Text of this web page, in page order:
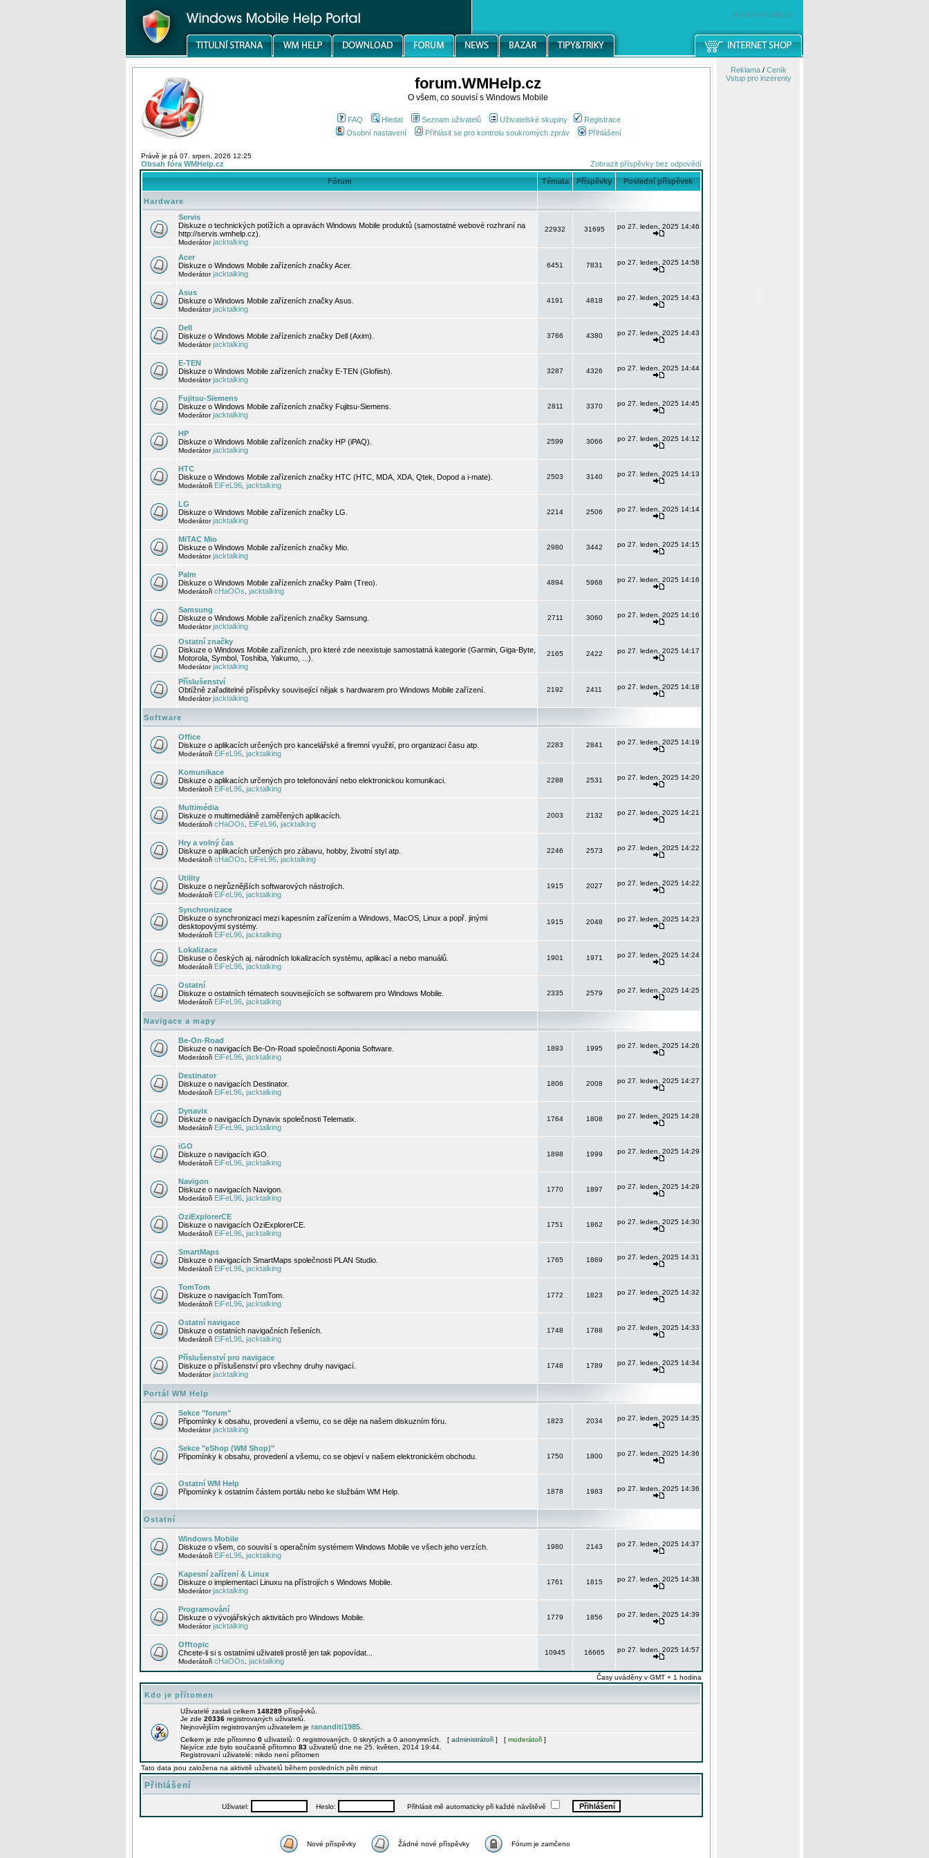
windowsmobile.cz
forum.WMHelp.cz
O všem, co souvisí s Windows Mobile
FAQ Hledat Seznam uživatelů Uživatelské skupiny
Registrace
Osobní nastavení
Přihlásit se pro kontrolu soukromých zpráv Přihlášení
Právě je pá 07. srpen, 2026 12:25
Obsah fóra WMHelp.cz Zobrazit příspěvky bez odpovědí
Fórum Témata Příspěvky Poslední příspěvek
Hardware
Servis
Diskuze o technických potížích a opravách Windows Mobile produktů (samostatné webové rozhraní na
http://servis.wmhelp.cz).
Moderátorjacktalking
22932 31695 po 27. leden, 2025 14:46
Acer
Diskuze o Windows Mobile zařízeních značky Acer.
Moderátorjacktalking
6451 7831 po 27. leden, 2025 14:58
Asus
Diskuze o Windows Mobile zařízeních značky Asus.
Moderátorjacktalking
4191 4818 po 27. leden, 2025 14:43
Dell
Diskuze o Windows Mobile zařízeních značky Dell (Axim).
Moderátorjacktalking
3766 4380 po 27. leden, 2025 14:43
E-TEN
Diskuze o Windows Mobile zařízeních značky E-TEN (Glofiish).
Moderátorjacktalking
3287 4326 po 27. leden, 2025 14:44
Fujitsu-Siemens
Diskuze o Windows Mobile zařízeních značky Fujitsu-Siemens.
Moderátorjacktalking
2811 3370 po 27. leden, 2025 14:45
HP
Diskuze o Windows Mobile zařízeních značky HP (iPAQ).
Moderátorjacktalking
2599 3066 po 27. leden, 2025 14:12
HTC
Diskuze o Windows Mobile zařízeních značky HTC (HTC, MDA, XDA, Qtek, Dopod a i-mate).
Moderátoři EiFeL96 jacktalking
2503 3140 po 27. leden, 2025 14:13
LG
Diskuze o Windows Mobile zařízeních značky LG.
Moderátorjacktalking
2214 2506 po 27. leden, 2025 14:14
MiTAC Mio
Diskuze o Windows Mobile zařízeních značky Mio.
Moderátorjacktalking
2980 3442 po 27. leden, 2025 14:15
Palm
Diskuze o Windows Mobile zařízeních značky Palm (Treo).
Moderátoři cHaOOs jacktalking
4894 5968 po 27. leden, 2025 14:16
Samsung
Diskuze o Windows Mobile zařízeních značky Samsung.
Moderátorjacktalking
2711 3060 po 27. leden, 2025 14:16
Ostatní značky
Diskuze o Windows Mobile zařízeních, pro které zde neexistuje samostatná kategorie (Garmin, Giga-Byte,
Motorola, Symbol, Toshiba, Yakumo, ...).
Moderátorjacktalking
2165 2422 po 27. leden, 2025 14:17
Příslušenství
Obtížně zařaditelné příspěvky související nějak s hardwarem pro Windows Mobile zařízení.
Moderátorjacktalking
2192 2411 po 27. leden, 2025 14:18
Software
Office
Diskuze o aplikacích určených pro kancelářské a firemní využití, pro organizaci času atp.
Moderátoři EiFeL96 jacktalking
2283 2841 po 27. leden, 2025 14:19
Komunikace
Diskuze o aplikacích určených pro telefonování nebo elektronickou komunikaci.
Moderátoři EiFeL96 jacktalking
2288 2531 po 27. leden, 2025 14:20
Multimédia
Diskuze o multimediálně zaměřených aplikacích.
Moderátoři cHaOOs EiFeL96 jacktalking
2003 2132 po 27. leden, 2025 14:21
Hry a volný čas
Diskuze o aplikacích určených pro zábavu, hobby, životní styl atp.
Moderátoři cHaOOs EiFeL96 jacktalking
2246 2573 po 27. leden, 2025 14:22
Utility
Diskuze o nejrůznějších softwarových nástrojích.
Moderátoři EiFeL96 jacktalking
1915 2027 po 27. leden, 2025 14:22
Synchronizace
Diskuze o synchronizaci mezi kapesním zařízením a Windows, MacOS, Linux a popř. jinými
desktopovými systémy.
Moderátoři EiFeL96 jacktalking
1915 2048 po 27. leden, 2025 14:23
Lokalizace
Diskuse o českých aj. národních lokalizacích systému, aplikací a nebo manuálů.
Moderátoři EiFeL96 jacktalking
1901 1971 po 27. leden, 2025 14:24
Ostatní
Diskuze o ostatních tématech souvisejících se softwarem pro Windows Mobile.
Moderátoři EiFeL96 jacktalking
2335 2579 po 27. leden, 2025 14:25
Navigace a mapy
Be-On-Road
Diskuze o navigacích Be-On-Road společnosti Aponia Software.
Moderátoři EiFeL96 jacktalking
1893 1995 po 27. leden, 2025 14:26
Destinator
Diskuze o navigacích Destinator.
Moderátoři EiFeL96 jacktalking
1806 2008 po 27. leden, 2025 14:27
Dynavix
Diskuze o navigacích Dynavix společnosti Telematix.
Moderátoři EiFeL96 jacktalking
1764 1808 po 27. leden, 2025 14:28
iGO
Diskuze o navigacích iGO.
Moderátoři EiFeL96 jacktalking
1898 1999 po 27. leden, 2025 14:29
Navigon
Diskuze o navigacích Navigon.
Moderátoři EiFeL96 jacktalking
1770 1897 po 27. leden, 2025 14:29
OziExplorerCE
Diskuze o navigacích OziExplorerCE.
Moderátoři EiFeL96 jacktalking
1751 1862 po 27. leden, 2025 14:30
SmartMaps
Diskuze o navigacích SmartMaps společnosti PLAN Studio.
Moderátoři EiFeL96 jacktalking
1765 1869 po 27. leden, 2025 14:31
TomTom
Diskuze o navigacích TomTom.
Moderátoři EiFeL96 jacktalking
1772 1823 po 27. leden, 2025 14:32
Ostatní navigace
Diskuze o ostatních navigačních řešeních.
Moderátoři EiFeL96 jacktalking
1748 1788 po 27. leden, 2025 14:33
Příslušenství pro navigace
Diskuze o příslušenství pro všechny druhy navigací.
Moderátorjacktalking
1748 1789 po 27. leden, 2025 14:34
Portál WM Help
Sekce "forum"
Připomínky k obsahu, provedení a všemu, co se děje na našem diskuzním fóru.
Moderátorjacktalking
1823 2034 po 27. leden, 2025 14:35
Sekce "eShop (WM Shop)"
Připomínky k obsahu, provedení a všemu, co se objeví v našem elektronickém obchodu.
1750 1800 po 27. leden, 2025 14:36
Ostatní WM Help
Připomínky k ostatním částem portálu nebo ke službám WM Help.
1878 1983 po 27. leden, 2025 14:36
Ostatní
Windows Mobile
Diskuze o všem, co souvisí s operačním systémem Windows Mobile ve všech jeho verzích.
Moderátoři EiFeL96 jacktalking
1980 2143 po 27. leden, 2025 14:37
Kapesní zařízení & Linux
Diskuze o implementaci Linuxu na přístrojích s Windows Mobile.
Moderátorjacktalking
1761 1815 po 27. leden, 2025 14:38
Programování
Diskuze o vývojářských aktivitách pro Windows Mobile.
Moderátorjacktalking
1779 1856 po 27. leden, 2025 14:39
Offtopic
Chcete-li si s ostatními uživateli prostě jen tak popovídat...
Moderátoři cHaOOs jacktalking
10945 16665 po 27. leden, 2025 14:57
Časy uváděny v GMT + 1 hodina
Kdo je přítomen
Uživatelé zaslali celkem 148289 příspěvků.
Je zde 20336 registrovaných uživatelů.
Nejnovějším registrovaným uživatelem je rananditi1985
Celkem je zde přítomno 0 uživatelů: 0 registrovaných, 0 skrytých a 0 anonymních. [ administrátoři ] [ moderátoři ]
Nejvíce zde bylo současně přítomno 83 uživatelů dne ne 25. květen, 2014 19:44.
Registrovaní uživatelé: nikdo není přítomen
Tato data jsou založena na aktivitě uživatelů během posledních pěti minut
Přihlášení
Uživatel: Heslo: Přihlásit mě automaticky při každé návštěvě
Nové příspěvky Žádné nové příspěvky Fórum je zamčeno
Reklama/ Ceník
Vstup pro inzerenty